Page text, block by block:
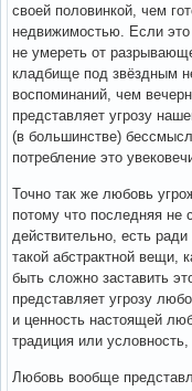
своей половинкой, чем
недвижимостью. Если это
не умереть от
кладбище под звёздным
воспоминаний, чем
представляет угрозу
(в большинстве)
потребление это
Точно так же любовь
потому что последняя не
действительно, есть
такой абстрактной вещи,
быть сложно заставить
представляет угрозу
и ценность настоящей
традиция или
Любовь вообще